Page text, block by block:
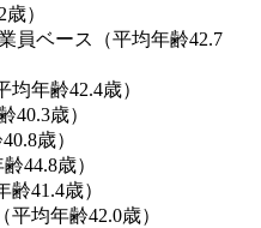
）
員ベース（平均年齢42.7
年齢42.4歳）
40.3歳）
歳）
44.8歳）
41.4歳）
均年齢42.0歳）